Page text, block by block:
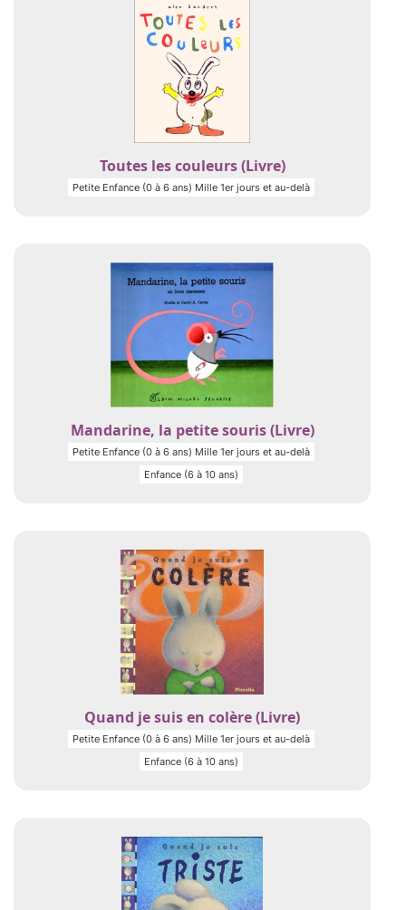
Toutes les couleurs (Livre)
Petite Enfance (0 à 6 ans) Mille 1er jours et au-delà
Mandarine, la petite souris (Livre)
Petite Enfance (0 à 6 ans) Mille 1er jours et au-delà
Enfance (6 à 10 ans)
Quand je suis en colère (Livre)
Petite Enfance (0 à 6 ans) Mille 1er jours et au-delà
Enfance (6 à 10 ans)